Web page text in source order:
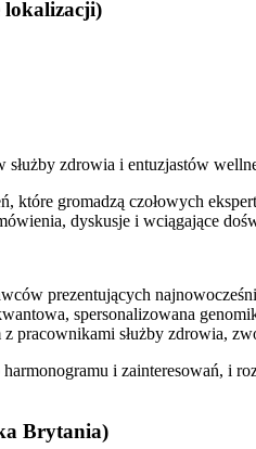
lokalizacji)
zdrowia i entuzjastów
gromadzą czołowych
dyskusje i wciągające
prezentujących
spersonalizowana
pracownikami służby zdrowia,
i zainteresowań, i
Brytania)